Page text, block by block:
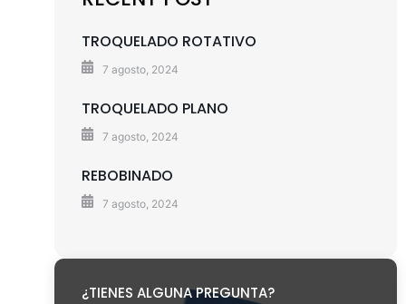
TROQUELADO ROTATIVO
7 agosto, 2024
TROQUELADO PLANO
7 agosto, 2024
REBOBINADO
7 agosto, 2024
¿TIENES ALGUNA PREGUNTA?